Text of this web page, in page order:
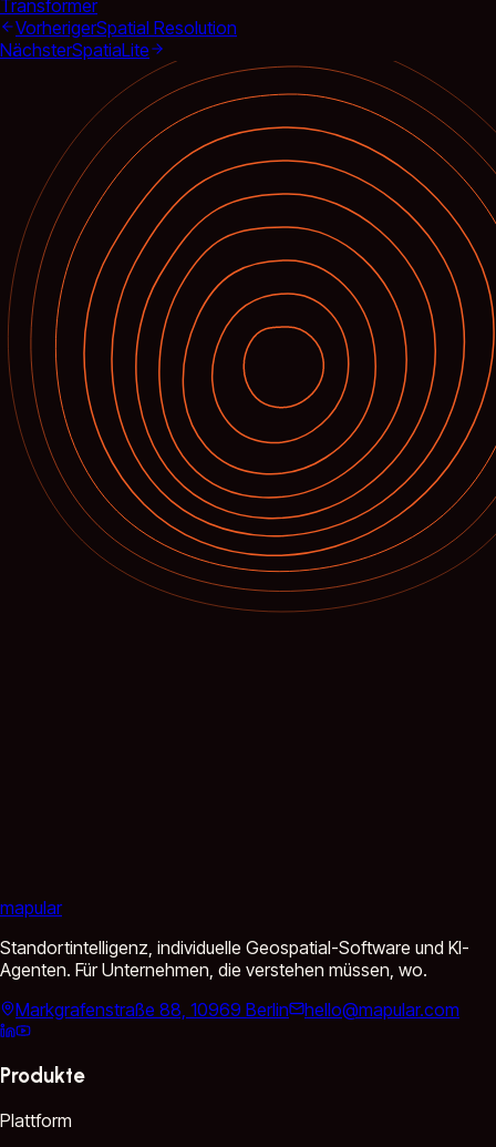
Transformer
VorherigerSpatial Resolution
NächsterSpatiaLite
mapular
Standortintelligenz, individuelle Geospatial-Software und KI-
Agenten. Für Unternehmen, die verstehen müssen, wo.
Markgrafenstraße 88, 10969 Berlin
hello@mapular.com
Produkte
Plattform